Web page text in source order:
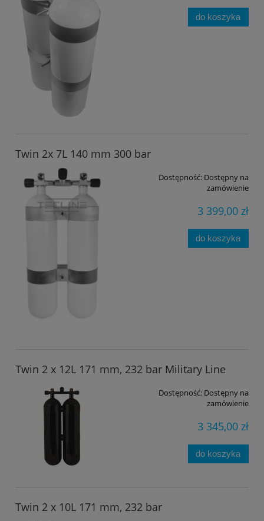
do koszyka
Twin 2x 7L 140 mm 300 bar
Dostępność: Dostępny na
zamówienie
3 399,00 zł
do koszyka
Twin 2 x 12L 171 mm, 232 bar Military Line
Dostępność: Dostępny na
zamówienie
3 345,00 zł
do koszyka
Twin 2 x 10L 171 mm, 232 bar